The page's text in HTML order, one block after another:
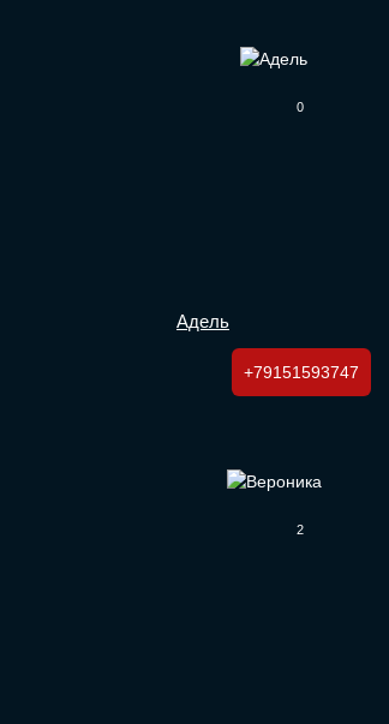
0
Адель
+79151593747
2